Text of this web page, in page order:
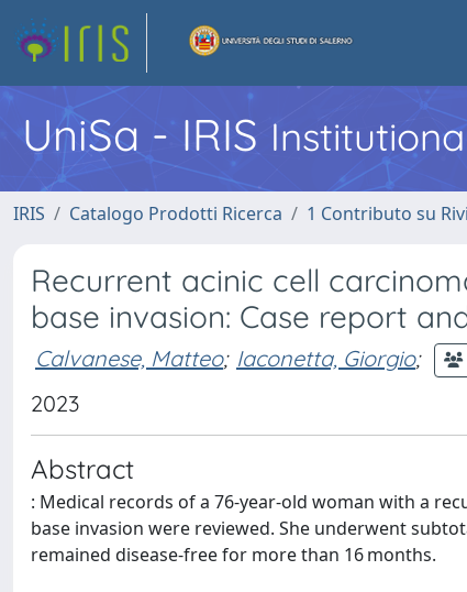
UniSa - IRIS
IRIS Catalogo Prodotti Ricerca 1 Contributo su
Recurrent acinic cell
base invasion: Case report
Calvanese, Matteo; Iaconetta, Giorgio;
2023
Abstract
: Medical records of a 76-year-old woman with a
base invasion were reviewed. She underwent
remained disease-free for more than 16 months.